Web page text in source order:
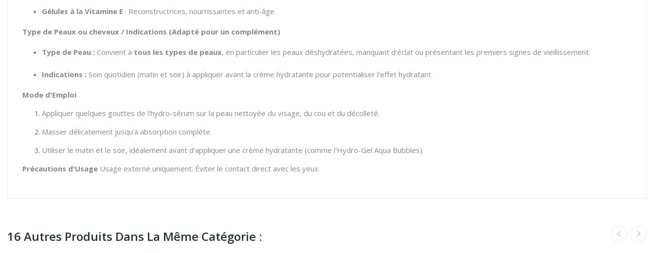
Gélules à la Vitamine E : Reconstructrices, nourrissantes et anti-âge.
Type de Peaux ou cheveux / Indications (Adapté pour un complément)
Type de Peau : Convient à tous les types de peaux, en particulier les peaux déshydratées, manquant d'éclat ou présentant les premiers signes de vieillissement.
Indications : Soin quotidien (matin et soir) à appliquer avant la crème hydratante pour potentialiser l'effet hydratant.
Mode d'Emploi
Appliquer quelques gouttes de l'hydro-sérum sur la peau nettoyée du visage, du cou et du décolleté.
Masser délicatement jusqu'à absorption complète.
Utiliser le matin et le soir, idéalement avant d'appliquer une crème hydratante (comme l'Hydro-Gel Aqua Bubbles).
Précautions d'Usage Usage externe uniquement. Éviter le contact direct avec les yeux.
16 Autres Produits Dans La Même Catégorie :